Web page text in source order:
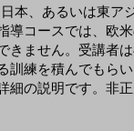
本、あるいは東ア
導コースでは、欧
きません。受講者
訓練を積んでもら
細の説明です。非